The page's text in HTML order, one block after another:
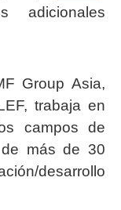
adicionales
Group Asia,
trabaja en
campos de
más de 30
desarrollo